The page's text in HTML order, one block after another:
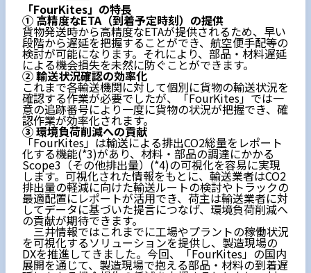
「FourKites」の特長
① 高精度なETA（到着予定時刻）の提供
貨物発送時から高精度なETAが提供されるため、早い
段階から遅延を把握することができ、航空便手配等の
検討が可能になります。それにより、部品・材料遅延
による機会損失を未然に防ぐことができます。
② 輸送状況確認の効率化
これまで各輸送機関に対して個別に貨物の輸送状況を
確認する作業が必要でしたが、「FourKites」では一
意の追跡番号により一度に貨物の状況が把握でき、確
認作業が効率化されます。
③ 環境負荷削減への貢献
「FourKites」は輸送による排出CO2総量をレポート
化する機能(*3)があり、材料・部品の調達にかかる
Scope3（その他排出量）(*4)の可視化を容易に実現
します。可視化された情報をもとに、輸送業者はCO2
排出量の軽減に向けた輸送ルートの検討やトラックの
最適配置にレポートが活用でき、荷主は輸送業者に対
してデータに基づいた提言につなげ、環境負荷削減へ
の貢献が期待できます。
三井情報ではこれまでに工場やプラントの稼働状況
を可視化するソリューションを提供し、製造現場の
DXを推進してきました。今回、「FourKites」の国内
展開を通じて、製造現場で抱える部品・材料の到着遅